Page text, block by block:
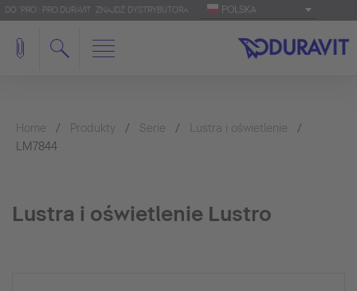
DO 'PRO': PRO.DURAVIT ZNAJDŹ DYSTRYBUTORA POLSKA
Home Produkty Serie
Lustra i oświetlenie
LM7844
Lustra i oświetlenie Lustro